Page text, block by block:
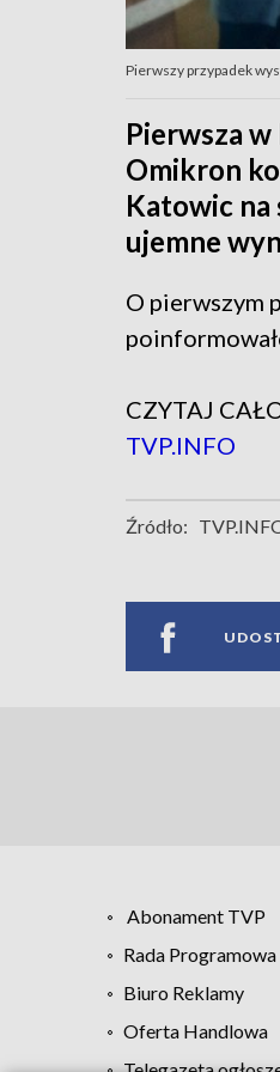
Pierwszy przypadek
Pierwsza
Omikron
Katowic na
ujemne
O pierwszym
CZYTAJ
TVP.INFO
Źródło:
Abonament TVP
Rada Programowa
Biuro Reklamy
Oferta Handlowa